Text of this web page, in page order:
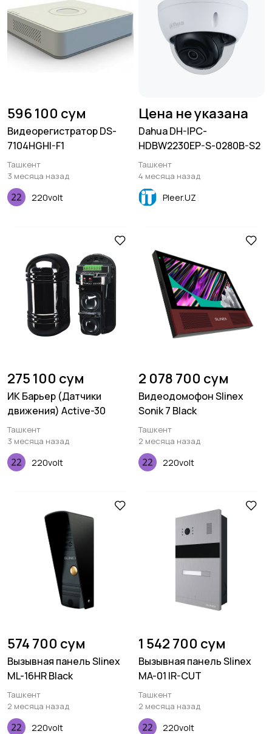
596 100 сум
Видеорегистратор DS-
7104HGHI-F1
Ташкент
3 месяца назад
220volt
Цена не указана
Dahua DH-IPC-
HDBW2230EP-S-0280B-S2
Ташкент
4 месяца назад
Pleer.UZ
275 100 сум
ИК Барьер (Датчики
движения) Active-30
Ташкент
3 месяца назад
220volt
2 078 700 сум
Видеодомофон Slinex
Sonik 7 Black
Ташкент
2 месяца назад
220volt
574 700 сум
Вызывная панель Slinex
ML-16HR Black
Ташкент
2 месяца назад
220volt
1 542 700 сум
Вызывная панель Slinex
MA-01 IR-CUT
Ташкент
2 месяца назад
220volt